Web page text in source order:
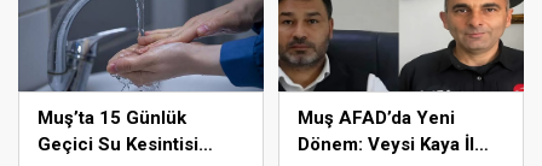
Muş’ta 15 Günlük
Geçici Su Kesintisi
Muş AFAD’da Yeni
Dönem: Veysi Kaya İl